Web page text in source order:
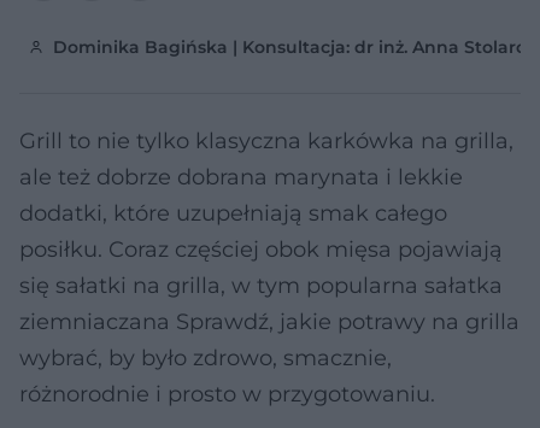
Dominika Bagińska | Konsultacja: dr inż. Anna
Grill to nie tylko klasyczna karkówka na grilla,
ale też dobrze dobrana marynata i lekkie
dodatki, które uzupełniają smak całego
posiłku. Coraz częściej obok mięsa pojawiają
się sałatki na grilla, w tym popularna sałatka
ziemniaczana Sprawdź, jakie potrawy na grilla
wybrać, by było zdrowo, smacznie,
różnorodnie i prosto w przygotowaniu.